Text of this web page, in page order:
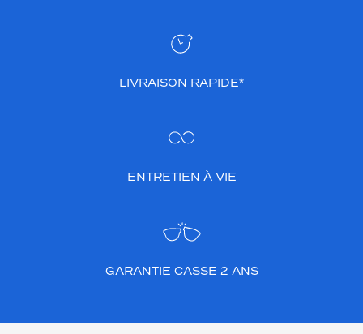
LIVRAISON RAPIDE*
ENTRETIEN À VIE
GARANTIE CASSE 2 ANS